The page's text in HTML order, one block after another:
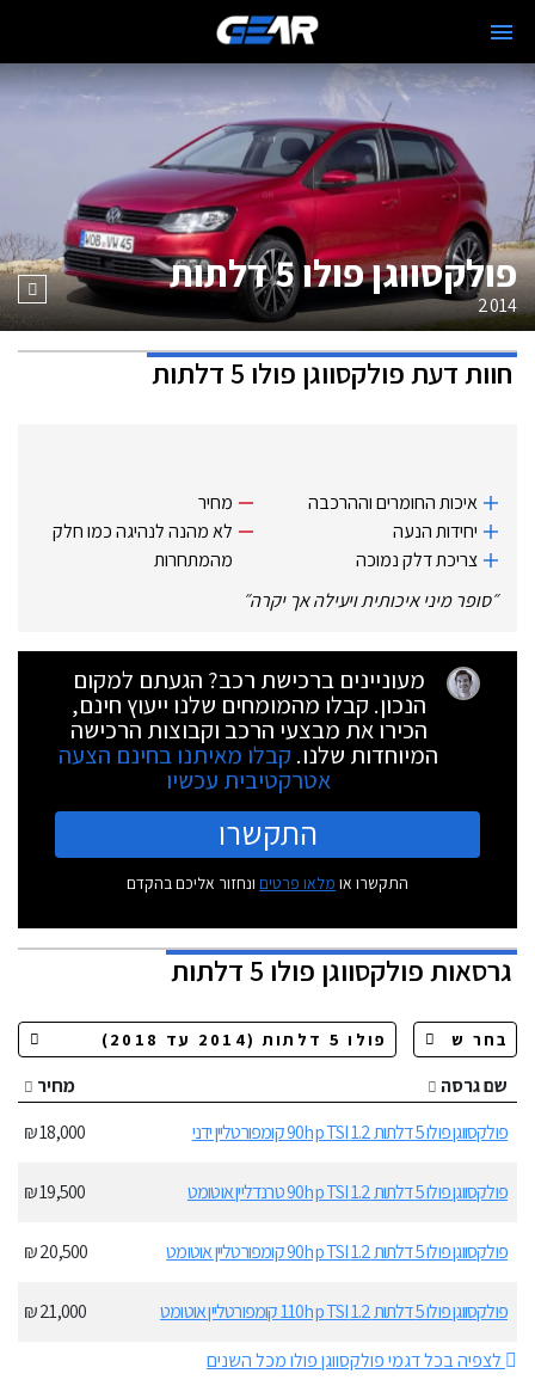
פולקסווגן פולו 5 דלתות
2014
חוות דעתפולקסווגן פולו 5 דלתות
איכות החומרים וההרכבה
יחידות הנעה
צריכת דלק נמוכה
מחיר
לא מהנה לנהיגה כמו חלק
מהמתחרות
״סופר מיני איכותית ויעילה אך יקרה״
מעוניינים ברכישת רכב? הגעתם למקום
הנכון. קבלו מהמומחים שלנו ייעוץ חינם,
הכירו את מבצעי הרכב וקבוצות הרכישה
המיוחדות שלנו. קבלו מאיתנו בחינם הצעה
אטרקטיבית עכשיו
התקשרו
התקשרו או מלאו פרטים ונחזור אליכם בהקדם
גרסאותפולקסווגן פולו 5 דלתות
שם גרסה
מחיר
פולקסווגן פולו 5 דלתות 1.2 90hp TSI קומפורטליין ידני
18,000 ₪
פולקסווגן פולו 5 דלתות 1.2 90hp TSI טרנדליין אוטומט 19,500 ₪
פולקסווגן פולו 5 דלתות 1.2 90hp TSI קומפורטליין אוטומט 20,500 ₪
פולקסווגן פולו 5 דלתות 1.2 110hp TSI קומפורטליין אוטומט
21,000 ₪
לצפיה בכל דגמי פולקסווגן פולו מכל השנים